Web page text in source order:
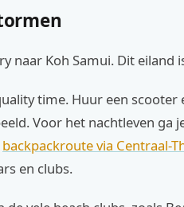
naar Koh Samui. Dit eiland
time. Huur een scooter
Voor het nachtleven ga
backpackroute via Centraal-
en clubs.